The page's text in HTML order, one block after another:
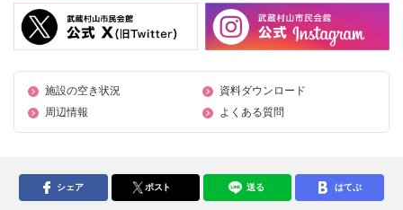
施設の空き状況
資料ダウンロード
周辺情報
よくある質問
シェア ポスト 送る はてぶ